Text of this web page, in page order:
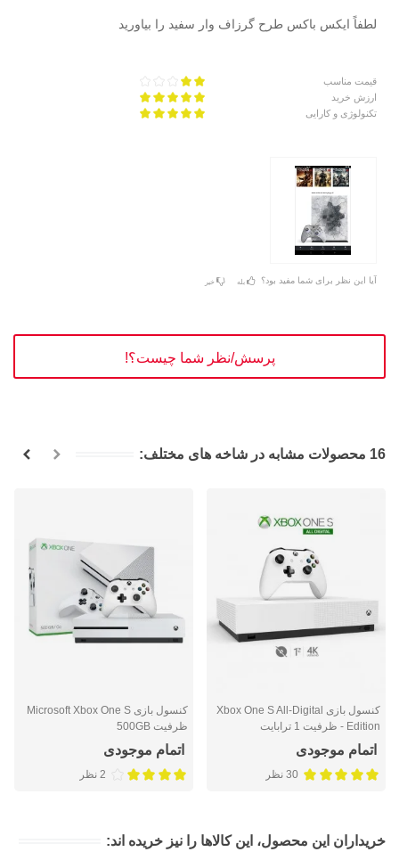
لطفاً ایکس باکس طرح گرزاف وار سفید را بیاورید
قیمت مناسب
ارزش خرید
تکنولوژی و کارایی
آیا این نظر برای شما مفید بود؟ بله خیر
پرسش/نظر شما چیست؟!
16 محصولات مشابه در شاخه های مختلف:
کنسول بازی Xbox One S All-Digital
Edition - ظرفیت 1 ترابایت
اتمام موجودی
30 نظر
کنسول بازی Microsoft Xbox One S
ظرفیت 500GB
اتمام موجودی
2 نظر
خریداران این محصول، این کالاها را نیز خریده اند: